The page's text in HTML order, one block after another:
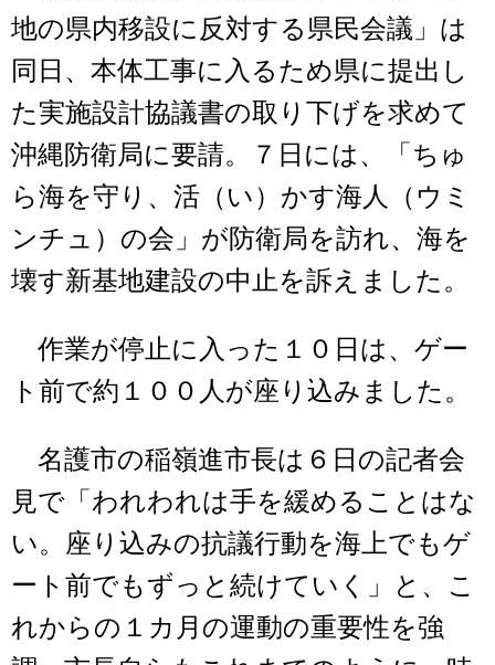
地の県内移設に反対する県民会議」は
同日、本体工事に入るため県に提出し
た実施設計協議書の取り下げを求めて
沖縄防衛局に要請。７日には、「ちゅ
ら海を守り、活（い）かす海人（ウミ
ンチュ）の会」が防衛局を訪れ、海を
壊す新基地建設の中止を訴えました。
作業が停止に入った１０日は、ゲー
ト前で約１００人が座り込みました。
名護市の稲嶺進市長は６日の記者会
見で「われわれは手を緩めることはな
い。座り込みの抗議行動を海上でもゲ
ート前でもずっと続けていく」と、こ
れからの１カ月の運動の重要性を強